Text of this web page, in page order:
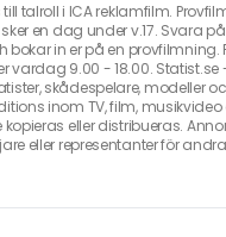
talroll i ICA reklamfilm.
sker en dag under v.17. Svara
bokar in er på en
vardag 9.00 - 18.00. Statist.se
skådespelare, modeller
inom TV, film, musikvideo
eller distribueras.
eller representanter för